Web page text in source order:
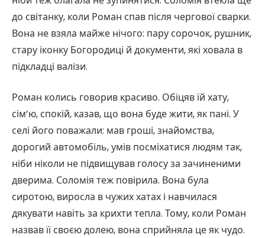
до світанку, коли Роман спав після чергової сварки.
Вона не взяла майже нічого: пару сорочок, рушник,
стару іконку Богородиці й документи, які ховала в
підкладці валізи.
Роман колись говорив красиво. Обіцяв їй хату,
сім’ю, спокій, казав, що вона буде жити, як пані. У
селі його поважали: мав гроші, знайомства,
дорогий автомобіль, умів посміхатися людям так,
ніби ніколи не підвищував голосу за зачиненими
дверима. Соломія теж повірила. Вона була
сиротою, виросла в чужих хатах і навчилася
дякувати навіть за крихти тепла. Тому, коли Роман
назвав її своєю долею, вона сприйняла це як чудо.